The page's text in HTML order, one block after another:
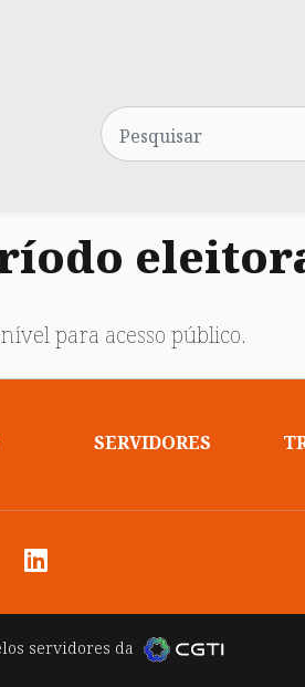
Pesquisa
para acesso público.
SERVIDORES
servidores da